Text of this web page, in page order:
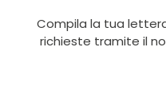
Compila la tua
richieste tramite il